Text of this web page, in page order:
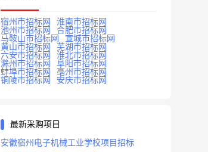
宿州市招标网
淮南市招标网
池州市招标网
合肥市招标网
马鞍山市招标网
宣城市招标网
黄山市招标网
芜湖市招标网
六安市招标网
淮北市招标网
滁州市招标网
阜阳市招标网
蚌埠市招标网
亳州市招标网
铜陵市招标网
安庆市招标网
最新采购项目
安徽宿州电子机械工业学校项目招标